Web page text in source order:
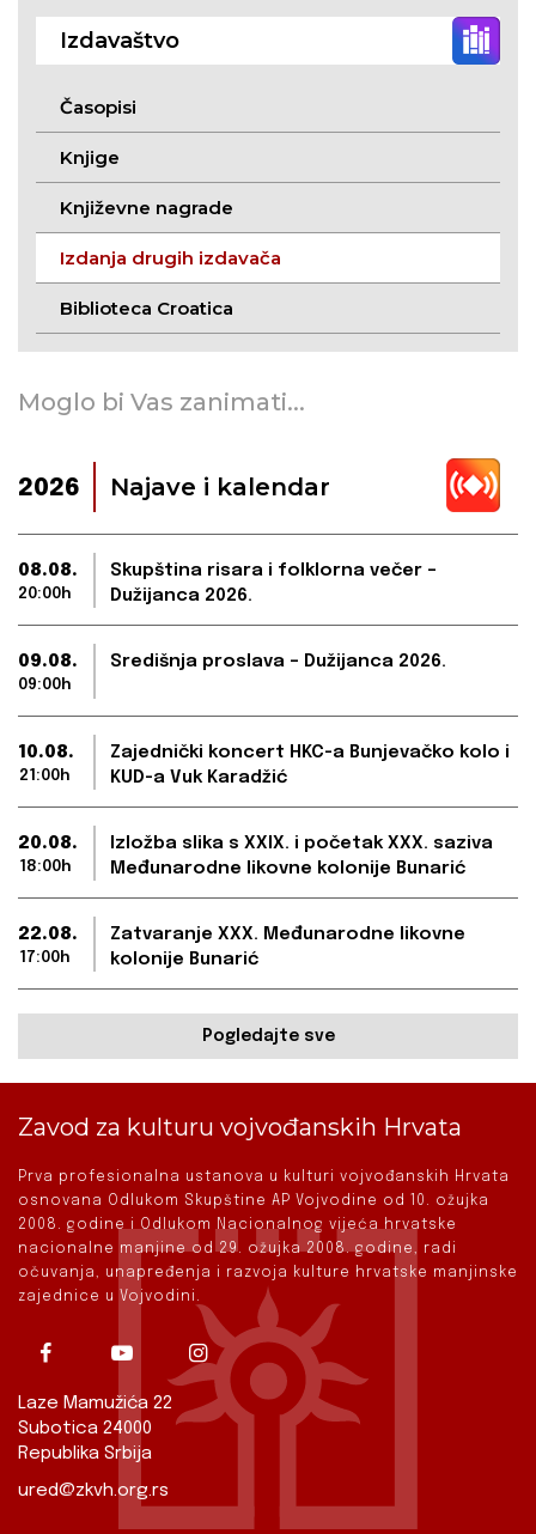
Izdavaštvo
Časopisi
Knjige
Književne nagrade
Izdanja drugih izdavača
Biblioteca Croatica
Moglo bi Vas zanimati...
2026 Najave i kalendar
08.08.
20:00h
Skupština risara i folklorna večer –
Dužijanca 2026.
09.08.
09:00h
Središnja proslava – Dužijanca 2026.
10.08.
21:00h
Zajednički koncert HKC-a Bunjevačko kolo i
KUD-a Vuk Karadžić
20.08.
18:00h
Izložba slika s XXIX. i početak XXX. saziva
Međunarodne likovne kolonije Bunarić
22.08.
17:00h
Zatvaranje XXX. Međunarodne likovne
kolonije Bunarić
Pogledajte sve
Zavod za kulturu vojvođanskih Hrvata
Prva profesionalna ustanova u kulturi vojvođanskih Hrvata
osnovana Odlukom Skupštine AP Vojvodine od 10. ožujka
2008. godine i Odlukom Nacionalnog vijeća hrvatske
nacionalne manjine od 29. ožujka 2008. godine, radi
očuvanja, unapređenja i razvoja kulture hrvatske manjinske
zajednice u Vojvodini.
Laze Mamužića 22
Subotica 24000
Republika Srbija
ured@zkvh.org.rs